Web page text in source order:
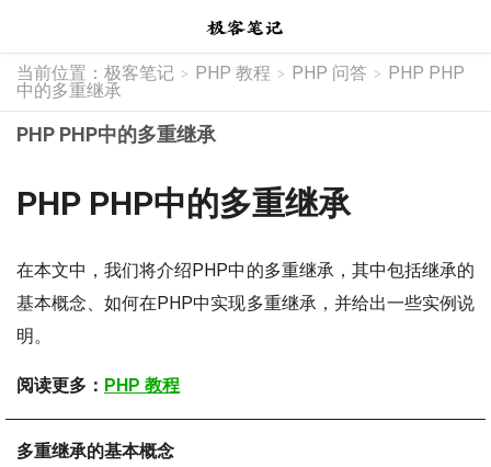
当前位置： 极客笔记 > PHP 教程 > PHP 问答 > PHP PHP
中的多重继承
PHP PHP中的多重继承
PHP PHP中的多重继承
在本文中，我们将介绍PHP中的多重继承，其中包括继承的
基本概念、如何在PHP中实现多重继承，并给出一些实例说
明。
阅读更多： PHP 教程
多重继承的基本概念